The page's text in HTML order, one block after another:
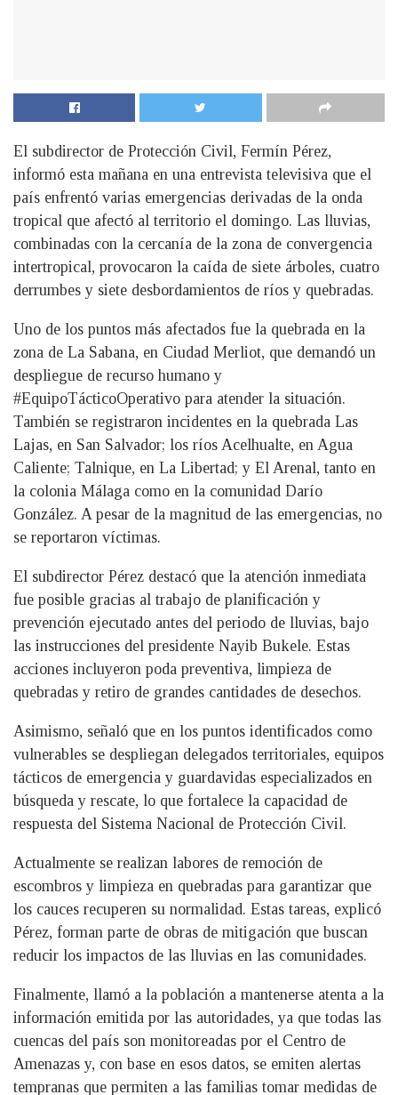
El subdirector de Protección Civil, Fermín Pérez,
informó esta mañana en una entrevista televisiva que el
país enfrentó varias emergencias derivadas de la onda
tropical que afectó al territorio el domingo. Las lluvias,
combinadas con la cercanía de la zona de convergencia
intertropical, provocaron la caída de siete árboles, cuatro
derrumbes y siete desbordamientos de ríos y quebradas.
Uno de los puntos más afectados fue la quebrada en la
zona de La Sabana, en Ciudad Merliot, que demandó un
despliegue de recurso humano y
#EquipoTácticoOperativo para atender la situación.
También se registraron incidentes en la quebrada Las
Lajas, en San Salvador; los ríos Acelhualte, en Agua
Caliente; Talnique, en La Libertad; y El Arenal, tanto en
la colonia Málaga como en la comunidad Darío
González. A pesar de la magnitud de las emergencias, no
se reportaron víctimas.
El subdirector Pérez destacó que la atención inmediata
fue posible gracias al trabajo de planificación y
prevención ejecutado antes del periodo de lluvias, bajo
las instrucciones del presidente Nayib Bukele. Estas
acciones incluyeron poda preventiva, limpieza de
quebradas y retiro de grandes cantidades de desechos.
Asimismo, señaló que en los puntos identificados como
vulnerables se despliegan delegados territoriales, equipos
tácticos de emergencia y guardavidas especializados en
búsqueda y rescate, lo que fortalece la capacidad de
respuesta del Sistema Nacional de Protección Civil.
Actualmente se realizan labores de remoción de
escombros y limpieza en quebradas para garantizar que
los cauces recuperen su normalidad. Estas tareas, explicó
Pérez, forman parte de obras de mitigación que buscan
reducir los impactos de las lluvias en las comunidades.
Finalmente, llamó a la población a mantenerse atenta a la
información emitida por las autoridades, ya que todas las
cuencas del país son monitoreadas por el Centro de
Amenazas y, con base en esos datos, se emiten alertas
tempranas que permiten a las familias tomar medidas de